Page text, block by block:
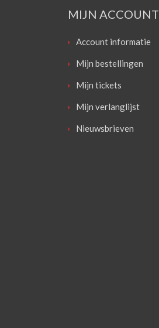
MIJN ACCOUNT
Account informatie
Mijn bestellingen
Mijn tickets
Mijn verlanglijst
Nieuwsbrieven